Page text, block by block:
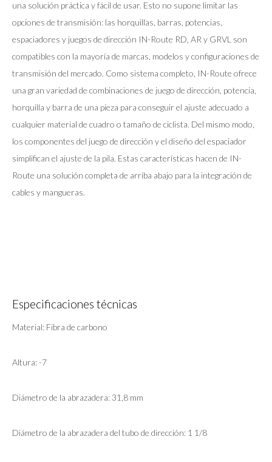
una solución práctica y fácil de usar. Esto no supone limitar las
opciones de transmisión: las horquillas, barras, potencias,
espaciadores y juegos de dirección IN-Route RD, AR y GRVL son
compatibles con la mayoría de marcas, modelos y configuraciones de
transmisión del mercado. Como sistema completo, IN-Route ofrece
una gran variedad de combinaciones de juego de dirección, potencia,
horquilla y barra de una pieza para conseguir el ajuste adecuado a
cualquier material de cuadro o tamaño de ciclista. Del mismo modo,
los componentes del juego de dirección y el diseño del espaciador
simplifican el ajuste de la pila. Estas características hacen de IN-
Route una solución completa de arriba abajo para la integración de
cables y mangueras.
Especificaciones técnicas
Material: Fibra de carbono
Altura: -7
Diámetro de la abrazadera: 31,8 mm
Diámetro de la abrazadera del tubo de dirección: 1 1/8